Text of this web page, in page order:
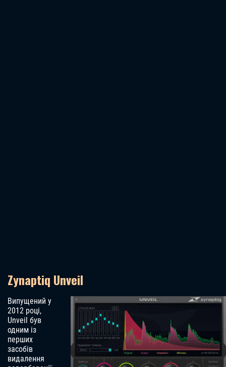
Zynaptiq Unveil
Випущений у
2012 році,
Unveil був
одним із
перших
засобів
видалення